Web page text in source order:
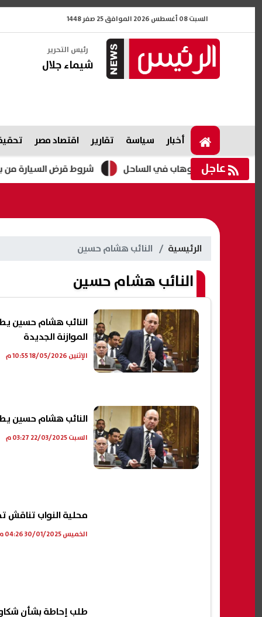
السبت 08 أغسطس 2026 الموافق 25 صفر 1448
رئيس التحرير
شيماء جلال
أخبار سياسة تقارير اقتصاد مصر
عاجل شروط قرض السيارة من بنك ناصر عبدالوهاب في الساحل
الرئيسية النائب هشام حسين
النائب هشام حسين
النائب هشام حسين
الموازنة الجديدة
الإثنين 18/05/2026 10:55 م
النائب هشام حسين
السبت 22/03/2025 03:27 م
محلية النواب تناقش تخصيص 100 فدان لإقامة
الخميس 30/01/2025 04:26 م
طلب إحاطة بشأن